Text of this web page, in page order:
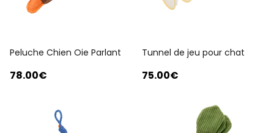
Du nouveau à l'ancien
Peluche Chien Oie Parlant
78.00€
Tunnel de jeu pour chat
75.00€